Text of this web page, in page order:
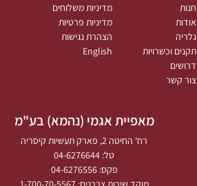
מאפיית אגמי (נהמא) בע"מ
רח' החיטה 2, פארק תעשיות קיסריה
טל: 04-6276644
פקס: 04-6276556
חנות
אודות
גלריה
תקנים וכשרויות
דרושים
צור קשר
מדיניות משלוחים
מדיניות פרטיות
הצהרת נגישות
English